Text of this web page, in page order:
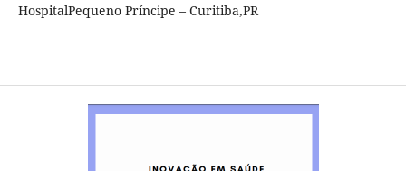
HospitalPequeno Príncipe – Curitiba,PR